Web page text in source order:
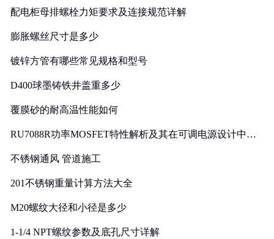
配电柜母排螺栓力矩要求及连接规范详解
膨胀螺丝尺寸是多少
镀锌方管有哪些常见规格和型号
D400球墨铸铁井盖重多少
覆膜砂的耐高温性能如何
RU7088R功率MOSFET特性解析及其在可调电源设计中的
不锈钢通风 管道施工
201不锈钢重量计算方法大全
M20螺纹大径和小径是多少
1-1/4 NPT螺纹参数及底孔尺寸详解